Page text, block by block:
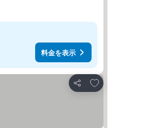
料金を表示
シェア
お気に入りに追加